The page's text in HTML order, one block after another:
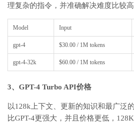
理复杂的指令，并准确解决难度比较高
Model Input
gpt-4 $30.00 / 1M tokens
gpt-4-32k $60.00 / 1M tokens
3、GPT-4 Turbo API价格
以128k上下文、更新的知识和最广泛
比GPT-4更强大，并且价格更低，